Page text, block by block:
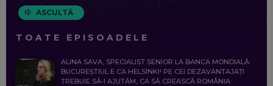
ASCULTĂ
TOATE EPISOADELE
ALINA SAVA, SPECIALIST SENIOR LA BANCA MONDIALĂ:
BUCUREȘTIUL E CA HELSINKI! PE CEI DEZAVANTAJAȚI
TREBUIE SĂ-I AJUTĂM, CA SĂ CREASCĂ ROMÂNIA